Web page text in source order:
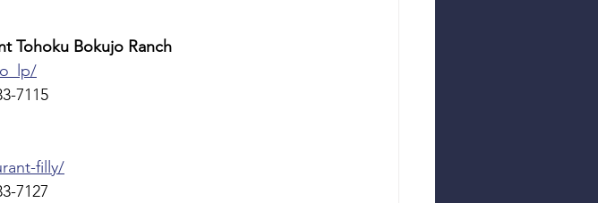
Tohoku Bokujo Ranch
7115
filly/
7127